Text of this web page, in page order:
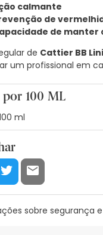
calmante
de
de
de Cattier BB
um profissional em
por 100 ML
ml
sobre segurança